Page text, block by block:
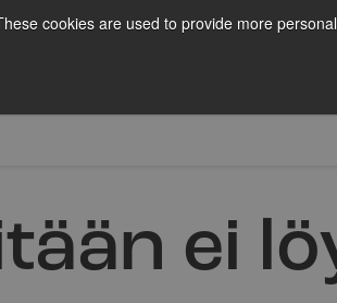
cookies are used to provide more
PAINOTALOT
ei